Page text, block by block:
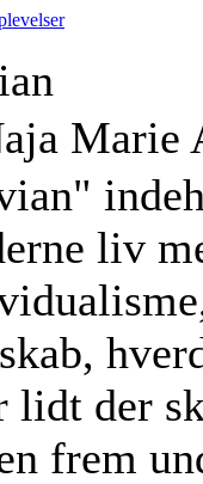
Marie
liv
lidt der
frem